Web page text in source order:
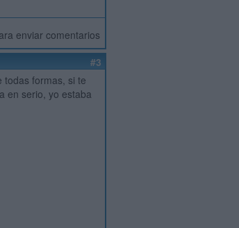
enviar comentarios
#3
todas formas, si te
en serio, yo estaba